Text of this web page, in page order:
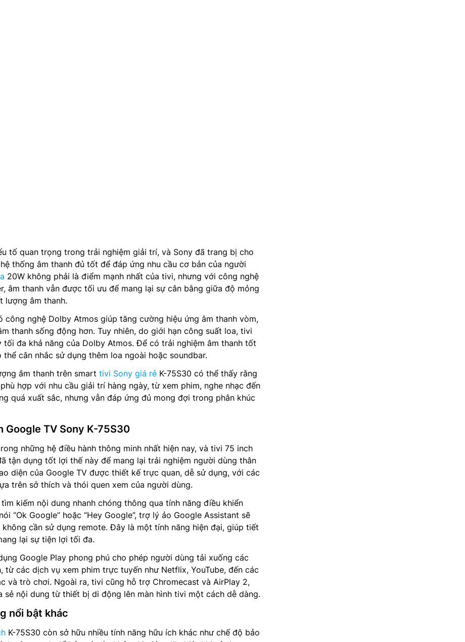
tố quan trọng trong trải nghiệm giải trí, và Sony đã trang bị cho
thống âm thanh đủ tốt để đáp ứng nhu cầu cơ bản của người
20W không phải là điểm mạnh nhất của tivi, nhưng với công nghệ
âm thanh vẫn được tối ưu để mang lại sự cân bằng giữa độ mỏng
lượng âm thanh.
công nghệ Dolby Atmos giúp tăng cường hiệu ứng âm thanh vòm,
thanh sống động hơn. Tuy nhiên, do giới hạn công suất loa, tivi
tối đa khả năng của Dolby Atmos. Để có trải nghiệm âm thanh tốt
thể cân nhắc sử dụng thêm loa ngoài hoặc soundbar.
âm thanh trên smart tivi Sony giá rẻ K-75S30 có thể thấy rằng
hợp với nhu cầu giải trí hàng ngày, từ xem phim, nghe nhạc đến
quá xuất sắc, nhưng vẫn đáp ứng đủ mong đợi trong phân khúc
Google TV Sony K-75S30
những hệ điều hành thông minh nhất hiện nay, và tivi 75 inch
tận dụng tốt lợi thế này để mang lại trải nghiệm người dùng thân
diện của Google TV được thiết kế trực quan, dễ sử dụng, với các
trên sở thích và thói quen xem của người dùng.
kiếm nội dung nhanh chóng thông qua tính năng điều khiển
“Ok Google” hoặc “Hey Google”, trợ lý ảo Google Assistant sẽ
cần sử dụng remote. Đây là một tính năng hiện đại, giúp tiết
lại sự tiện lợi tối đa.
Google Play phong phú cho phép người dùng tải xuống các
từ các dịch vụ xem phim trực tuyến như Netflix, YouTube, đến các
và trò chơi. Ngoài ra, tivi cũng hỗ trợ Chromecast và AirPlay 2,
sẻ nội dung từ thiết bị di động lên màn hình tivi một cách dễ dàng.
nổi bật khác
K-75S30 còn sở hữu nhiều tính năng hữu ích khác như chế độ bảo